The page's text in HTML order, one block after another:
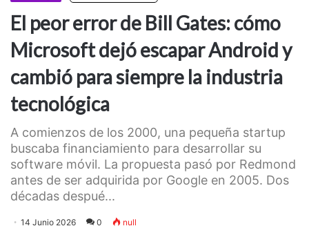
El peor error de Bill Gates: cómo
Microsoft dejó escapar Android y
cambió para siempre la industria
tecnológica
A comienzos de los 2000, una pequeña startup
buscaba financiamiento para desarrollar su
software móvil. La propuesta pasó por Redmond
antes de ser adquirida por Google en 2005. Dos
décadas despué...
14 Junio 2026 0 null